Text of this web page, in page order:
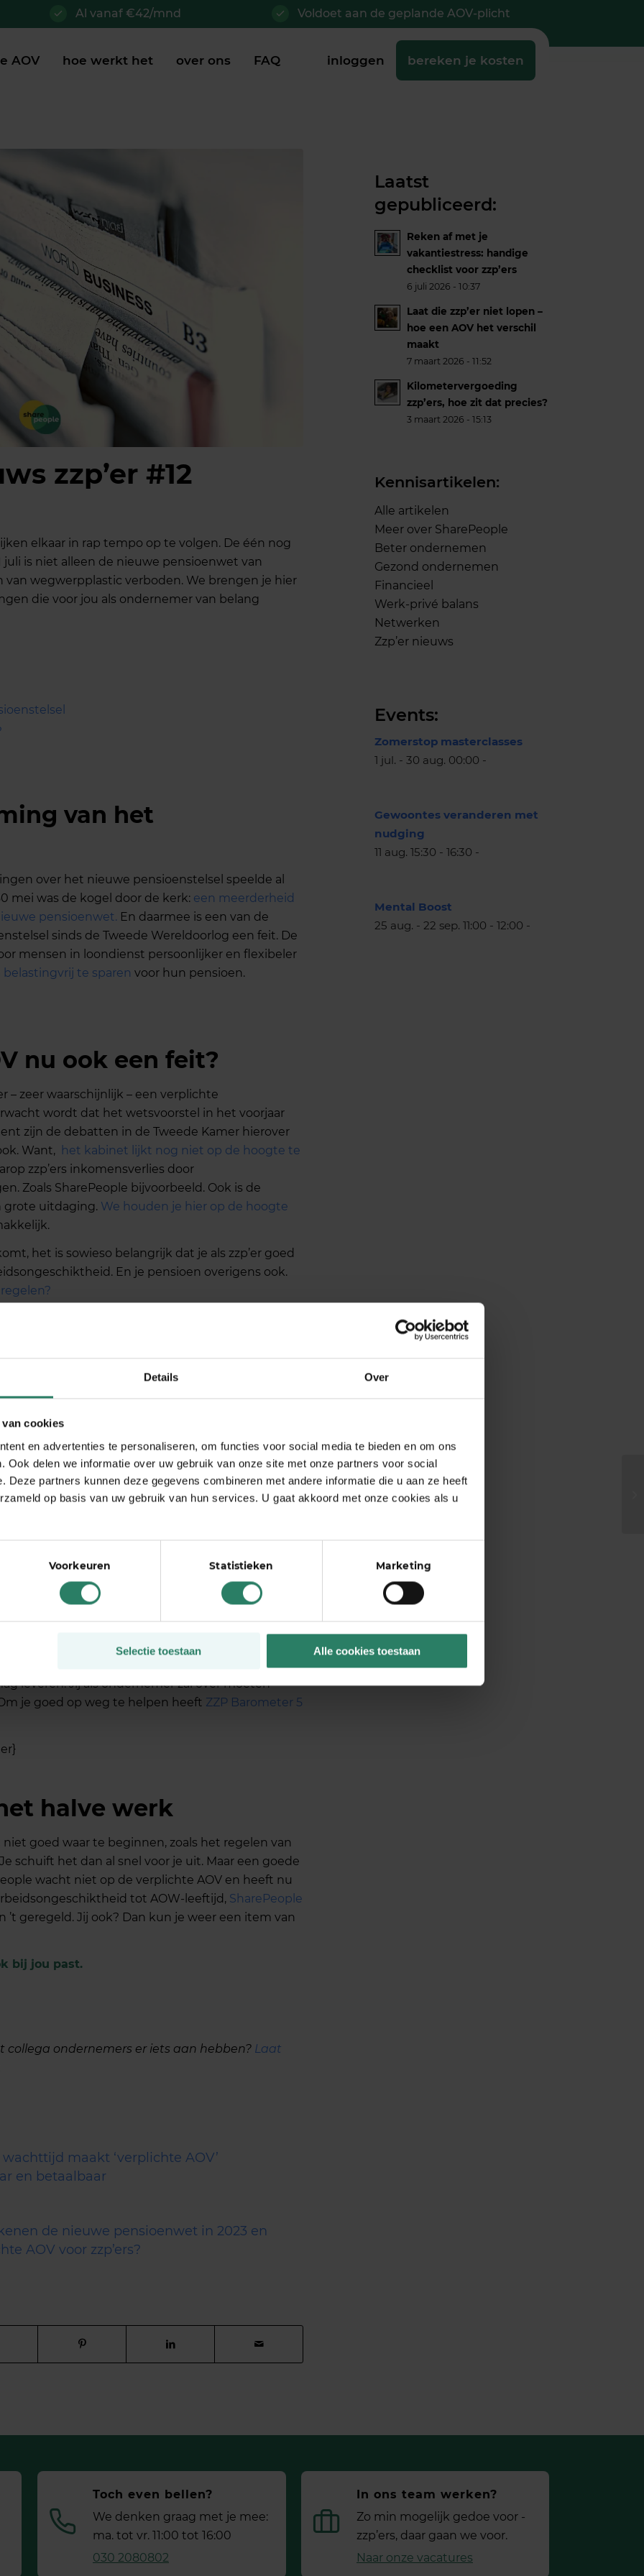
Details Over
van cookies
en advertenties te personaliseren, om functies voor social media te bieden en om ons
Ook delen we informatie over uw gebruik van onze site met onze partners voor social
Deze partners kunnen deze gegevens combineren met andere informatie die u aan ze heeft
op basis van uw gebruik van hun services. U gaat akkoord met onze cookies als u
Voorkeuren Statistieken Marketing
Selectie toestaan Alle cookies toestaan
Al vanaf €42/mnd Voldoet aan de geplande AOV-plicht
AOV hoe werkt het over ons FAQ inloggen bereken je kosten
zzp’er #12
elkaar in rap tempo op te volgen. De één nog
is niet alleen de nieuwe pensioenwet van
van wegwerpplastic verboden. We brengen je hier
die voor jou als ondernemer van belang
van het
over het nieuwe pensioenstelsel speelde al
mei was de kogel door de kerk: een meerderheid
pensioenwet. En daarmee is een van de
sinds de Tweede Wereldoorlog een feit. De
mensen in loondienst persoonlijker en flexibeler
te sparen voor hun pensioen.
nu ook een feit?
– zeer waarschijnlijk – een verplichte
wordt dat het wetsvoorstel in het voorjaar
zijn de debatten in de Tweede Kamer hierover
Want,
het kabinet lijkt nog niet op de hoogte te
zzp’ers inkomensverlies door
Zoals SharePeople bijvoorbeeld. Ook is de
grote uitdaging. We houden je hier op de hoogte
het is sowieso belangrijk dat je als zzp’er goed
En je pensioen overigens ook.
in. Vanaf dan mogen
meer verstrekt worden. Er komt dus een toeslag
een herbruikbare, alternatieve verpakking
beker bij de McDonald’s ofmet je eigen bakje een
zijn bereid te minderen met plastic maar
hoe pak jij deze transitie aan?
plastic op straat, vanaf 2025 zorg je ook voor
in meer dan 28 steden de zero-emissiezones voor
leveren. Jij als ondernemer zal over moeten
je goed op weg te helpen heeft ZZP Barometer 5
halve werk
goed waar te beginnen, zoals het regelen van
schuift het dan al snel voor je uit. Maar een goede
wacht niet op de verplichte AOV en heeft nu
tot AOW-leeftijd, SharePeople
’t geregeld. Jij ook? Dan kun je weer een item van
bij jou past.
ondernemers er iets aan hebben? Laat
wachttijd maakt ‘verplichte AOV’
en betaalbaar
de nieuwe pensioenwet in 2023 en
AOV voor zzp’ers?
Laatst
gepubliceerd:
Reken af met je
vakantiestress: handige
checklist voor zzp’ers
6 juli 2026 - 10:37
Laat die zzp’er niet lopen –
hoe een AOV het verschil
maakt
7 maart 2026 - 11:52
Kilometervergoeding
zzp’ers, hoe zit dat precies?
3 maart 2026 - 15:13
Kennisartikelen:
Alle artikelen
Meer over SharePeople
Beter ondernemen
Gezond ondernemen
Financieel
Werk-privé balans
Netwerken
Zzp’er nieuws
Events:
Zomerstop masterclasses
1 jul. - 30 aug. 00:00 -
Gewoontes veranderen met
nudging
11 aug. 15:30 - 16:30 -
Mental Boost
25 aug. - 22 sep. 11:00 - 12:00 -
Toch even bellen?
We denken graag met je mee:
ma. tot vr. 11:00 tot 16:00
030 2080802
In ons team werken?
Zo min mogelijk gedoe voor ­
zzp’ers, daar gaan we voor.
Naar onze vacatures